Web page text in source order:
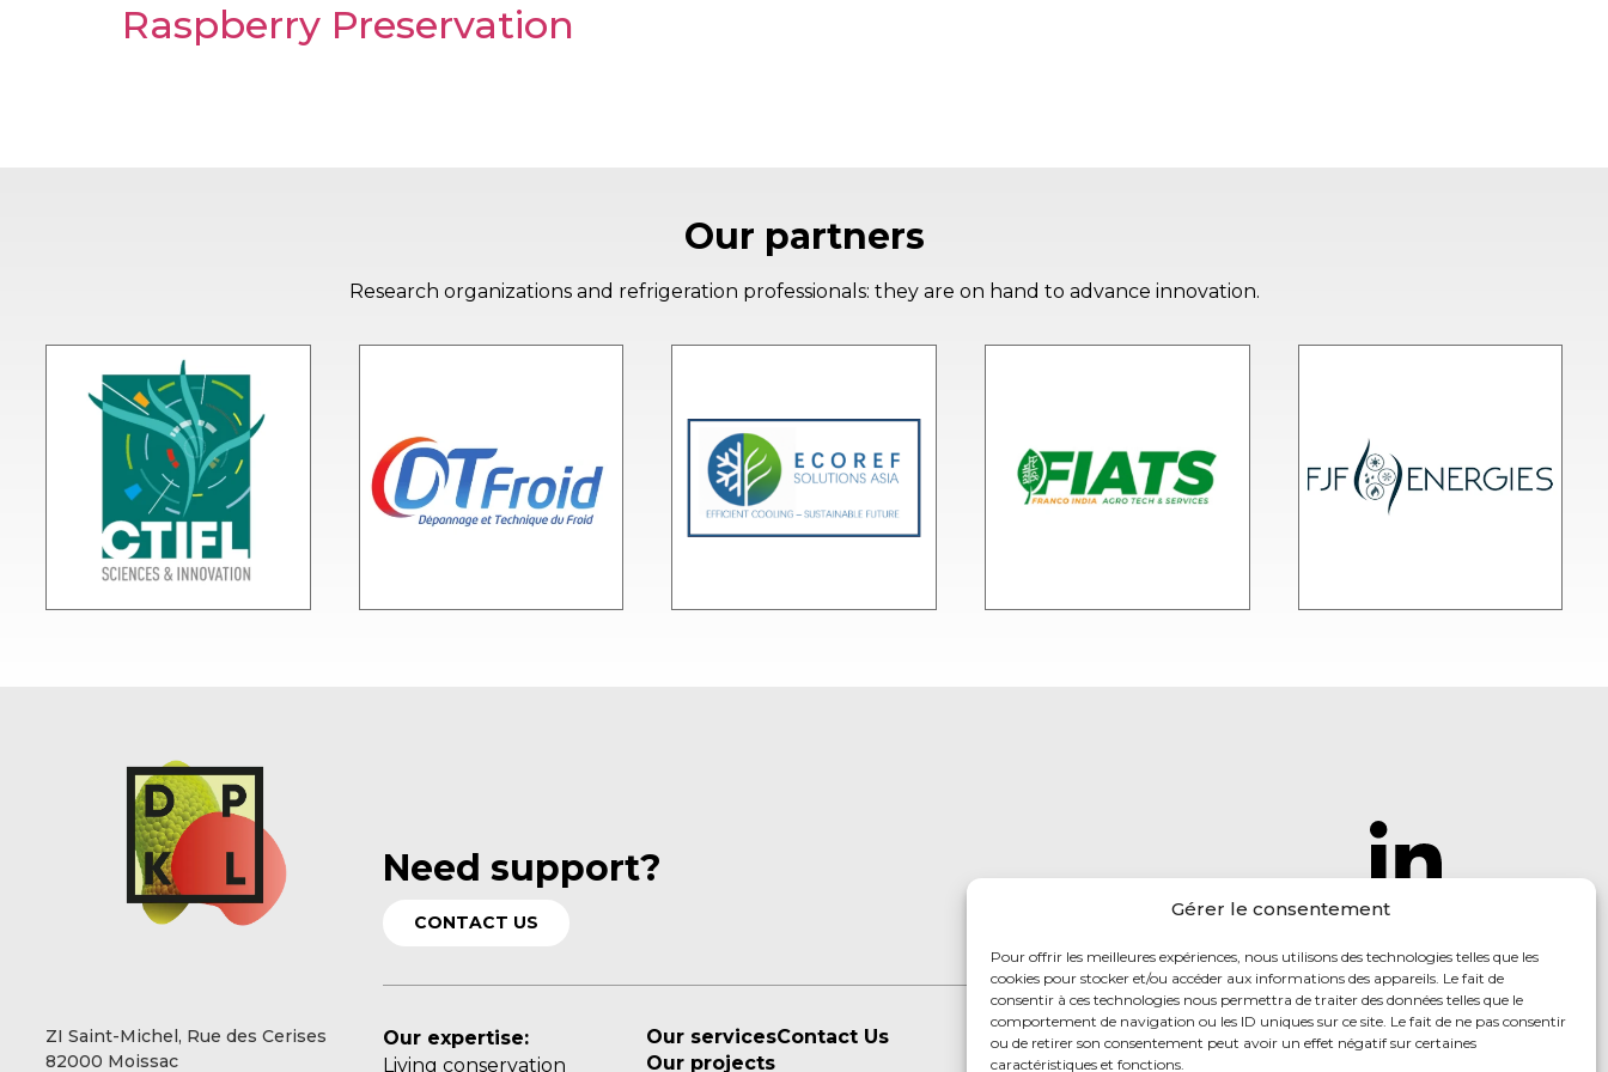
Gérer le consentement
Pour offrir les meilleures expériences, nous utilisons des technologies telles que les
cookies pour stocker et/ou accéder aux informations des appareils. Le fait de
consentir à ces technologies nous permettra de traiter des données telles que le
comportement de navigation ou les ID uniques sur ce site. Le fait de ne pas consentir
ou de retirer son consentement peut avoir un effet négatif sur certaines
caractéristiques et fonctions.
Raspberry Preservation
Our partners
Research organizations and refrigeration professionals: they are on hand to advance innovation.
Need support?
CONTACT US
ZI Saint-Michel, Rue des Cerises
82000 Moissac
Our expertise:
Living conservation
Our services
Our projects
Contact Us
out our
latest news